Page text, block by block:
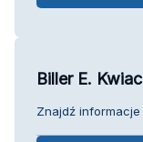
Biller E.
Znajdź informacje